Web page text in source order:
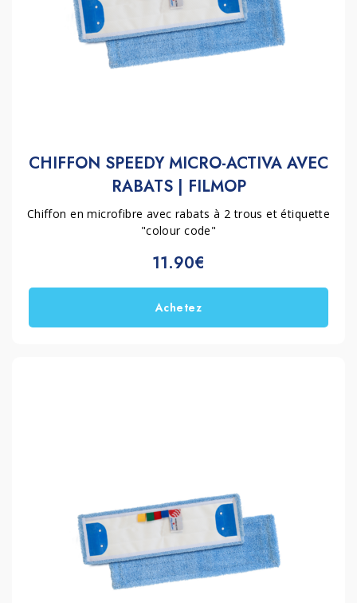
CHIFFON SPEEDY MICRO-ACTIVA AVEC
RABATS | FILMOP
Chiffon en microfibre avec rabats à 2 trous et étiquette
"colour code"
11.90€
Achetez